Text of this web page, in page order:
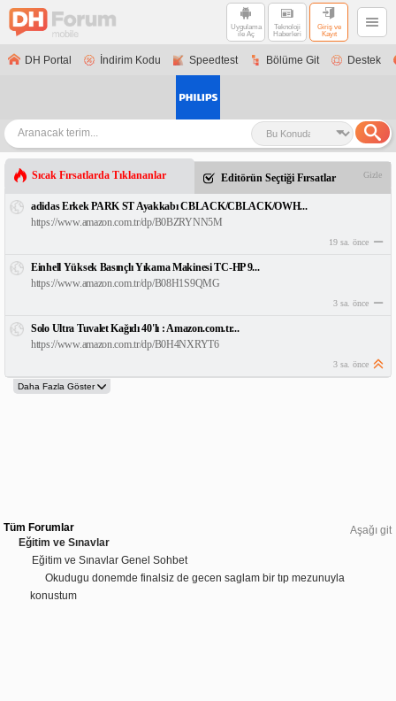
Uygulama
ile Aç
Teknoloji
Haberleri
Giriş ve
Kayıt
DH Portal İndirim Kodu Speedtest Bölüme Git Destek
Sıcak Fırsatlarda Tıklananlar Editörün Seçtiği Fırsatlar Gizle
adidas Erkek PARK ST Ayakkabı CBLACK/CBLACK/OWH...
https://www.amazon.com.tr/dp/B0BZRYNN5M
19 sa. önce
Einhell Yüksek Basınçlı Yıkama Makinesi TC-HP 9...
https://www.amazon.com.tr/dp/B08H1S9QMG
3 sa. önce
Solo Ultra Tuvalet Kağıdı 40'lı : Amazon.com.tr...
https://www.amazon.com.tr/dp/B0H4NXRYT6
3 sa. önce
Aşağı git
Tüm Forumlar
Eğitim ve Sınavlar
Eğitim ve Sınavlar Genel Sohbet
Okudugu donemde finalsiz de gecen saglam bir tıp mezunuyla
konustum